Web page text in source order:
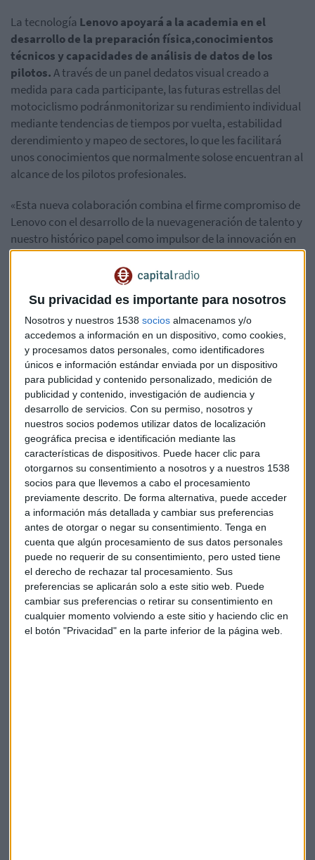
Su privacidad es importante para nosotros
Nosotros y nuestros 1538 socios almacenamos y/o
accedemos a información en un dispositivo, como cookies,
y procesamos datos personales, como identificadores
únicos e información estándar enviada por un dispositivo
para publicidad y contenido personalizado, medición de
publicidad y contenido, investigación de audiencia y
desarrollo de servicios. Con su permiso, nosotros y
nuestros socios podemos utilizar datos de localización
geográfica precisa e identificación mediante las
características de dispositivos. Puede hacer clic para
otorgarnos su consentimiento a nosotros y a nuestros 1538
socios para que llevemos a cabo el procesamiento
previamente descrito. De forma alternativa, puede acceder
a información más detallada y cambiar sus preferencias
antes de otorgar o negar su consentimiento. Tenga en
cuenta que algún procesamiento de sus datos personales
puede no requerir de su consentimiento, pero usted tiene
el derecho de rechazar tal procesamiento. Sus
preferencias se aplicarán solo a este sitio web. Puede
cambiar sus preferencias o retirar su consentimiento en
cualquier momento volviendo a este sitio y haciendo clic en
el botón "Privacidad" en la parte inferior de la página web.
La tecnología Lenovo apoyará a la academia en el
desarrollo de la preparación física,conocimientos
técnicos y capacidades de análisis de datos de los
pilotos.A través de un panel dedatos visual creado a
medida para cada participante, las futuras estrellas del
motociclismo podránmonitorizar su rendimiento individual
mediante tendencias de tiempos por vuelta, estabilidad
derendimiento y mapeo de sectores, lo que les facilitará
unos conocimientos que normalmente solose encuentran al
alcance de los pilotos profesionales.
«Esta nueva colaboración combina el firme compromiso de
Lenovo con el desarrollo de la nuevageneración de talento y
nuestro histórico papel como impulsor de la innovación en
los deportes demotor. Se trata de una alianza
especialmente significativa, ya que nos permite invertir en
el futurodel deporte, ayudando a los jóvenes pilotos a
desarrollar capacidades técnicas, físicas y personales que
les beneficiarán durante toda su carrera y más allá»,
manifestóLara Rodini, directora de patrocinios globales
y activación de Lenovo. «Compartimos con Ducati y
Garage51 una pasión, un compromiso con el
rendimiento y la innovación y un deseo de nutrir el
joven talento, para impulsar la excelencia tanto dentro
como fuera de la pista».
Un programa innovador
«Nos sentimos muy satisfechos de dar la bienvenida a